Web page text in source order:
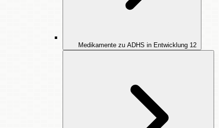
Medikamente zu ADHS in Entwicklung 12